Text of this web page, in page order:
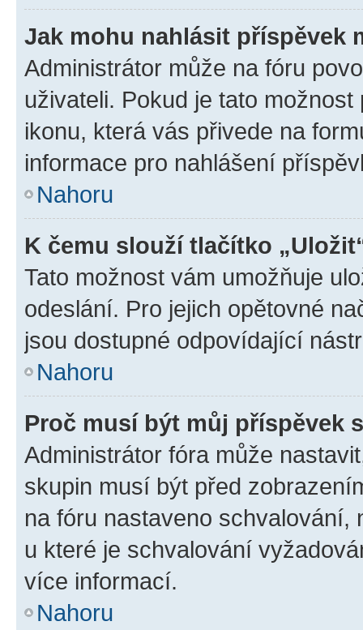
Jak mohu nahlásit příspěvek
Administrátor může na fóru
uživateli. Pokud je tato
ikonu, která vás přivede na
informace pro nahlášení
Nahoru
K čemu slouží tlačítko
Tato možnost vám umožňuje
odeslání. Pro jejich opětovné
jsou dostupné odpovídající
Nahoru
Proč musí být můj příspěvek
Administrátor fóra může
skupin musí být před
na fóru nastaveno schvalování,
u které je schvalování
více informací.
Nahoru